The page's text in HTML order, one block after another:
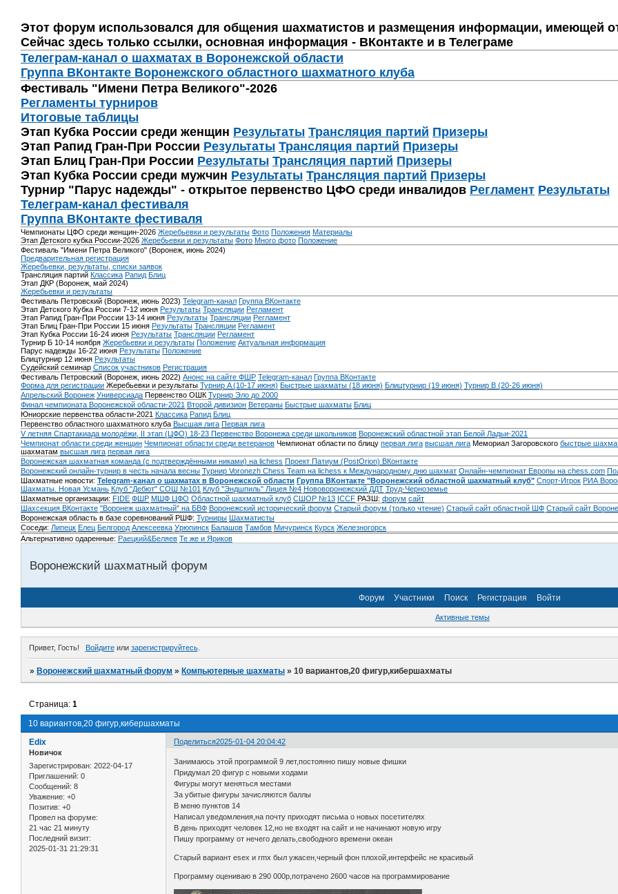
Этот форум использовался для общения шахматистов и размещения информации, имеющей
Сейчас здесь только ссылки, основная информация - ВКонтакте и в Телеграме
Телеграм-канал о шахматах в Воронежской области
Группа ВКонтакте Воронежского областного шахматного клуба
Фестиваль "Имени Петра Великого"-2026
Регламенты турниров
Итоговые таблицы
Этап Кубка России среди женщин Результаты Трансляция партий Призеры
Этап Рапид Гран-При России Результаты Трансляция партий Призеры
Этап Блиц Гран-При России Результаты Трансляция партий Призеры
Этап Кубка России среди мужчин Результаты Трансляция партий Призеры
Турнир "Парус надежды" - открытое первенство ЦФО среди инвалидов Регламент Результаты
Телеграм-канал фестиваля
Группа ВКонтакте фестиваля
Чемпионаты ЦФО среди женщин-2026 Жеребьевки и результаты Фото Положения Материалы
Этап Детского кубка России-2026 Жеребьевки и результаты Фото Много фото Положение
Фестиваль "Имени Петра Великого" (Воронеж, июнь 2024)
Предварительная регистрация
Жеребьевки, результаты, списки заявок
Трансляция партий Классика Рапид Блиц
Этап ДКР (Воронеж, май 2024)
Жеребьевки и результаты
Фестиваль Петровский (Воронеж, июнь 2023) Telegram-канал Группа ВКонтакте
Этап Детского Кубка России 7-12 июня Результаты Трансляции Регламент
Этап Рапид Гран-При России 13-14 июня Результаты Трансляции Регламент
Этап Блиц Гран-При России 15 июня Результаты Трансляции Регламент
Этап Кубка России 16-24 июня Результаты Трансляции Регламент
Турнир Б 10-14 ноября Жеребьевки и результаты Положение Актуальная информация
Парус надежды 16-22 июня Результаты Положение
Блицтурнир 12 июня Результаты
Судейский семинар Список участников Регистрация
Фестиваль Петровский (Воронеж, июнь 2022) Анонс на сайте ФШР Telegram-канал Группа ВКонтакте
Форма для регистрации Жеребьевки и результаты Турнир A (10-17 июня) Быстрые шахматы (18 июня) Блицтурнир (19 июня) Турнир B (20-26 июня)
Апрельский Воронеж Универсиада Первенство ОШК Турнир Эло до 2000
Финал чемпионата Воронежской области-2021 Второй дивизион Ветераны Быстрые шахматы Блиц
Юниорские первенства области-2021 Классика Рапид Блиц
Первенство областного шахматного клуба Высшая лига Первая лига
V летняя Спартакиада молодёжи, II этап (ЦФО) 18-23 Первенство Воронежа среди школьников Воронежский областной этап Белой Ладьи-2021
Чемпионат области среди женщин Чемпионат области среди ветеранов Чемпионат области по блицу первая лига высшая лига Мемориал Загоровского быстрые
шахматам высшая лига первая лига
Воронежская шахматная команда (с подтверждёнными никами) на lichess Проект Патиум (PostOrion) ВКонтакте
Воронежский онлайн-турнир в честь начала весны Турнир Voronezh Chess Team на lichess к Международному дню шахмат Онлайн-чемпионат Европы на chess.com
Шахматные новости: Telegram-канал о шахматах в Воронежской области Группа ВКонтакте "Воронежский областной шахматный клуб" Спорт-Игрок РИА
Шахматы. Новая Усмань Клуб "Дебют" СОШ №101 Клуб "Эндшпиль" Лицея №4 Нововоронежский ДДТ Труд-Черноземье
Шахматные организации: FIDE ФШР МШФ ЦФО Областной шахматный клуб СШОР №13 ICCF РАЗШ: форум сайт
Шахсекция ВКонтакте "Воронеж шахматный" на БВФ Воронежский исторический форум Cтарый форум (только чтение) Старый сайт областной ШФ Старый сайт
Воронежская область в базе соревнований РШФ: Турниры Шахматисты
Соседи: Липецк Елец Белгород Алексеевка Урюпинск Балашов Тамбов Мичуринск Курск Железногорск
Альтернативно одаренные: Раецкий&Беляев Те же и Яриков
Воронежский шахматный форум
Форум Участники Поиск Регистрация Войти
Активные темы
Привет, Гость! Войдитеили зарегистрируйтесь.
»Воронежский шахматный форум »Компьютерные шахматы »10 вариантов,20 фигур,кибершахматы
10 вариантов,20 фигур,кибершахматы
Страница:1
Поделиться2025-01-04 20:04:42
Edix
Новичок
Зарегистрирован: 2022-04-17
Приглашений: 0
Сообщений: 8
Уважение: +0
Позитив: +0
Провел на форуме:
21 час 21 минуту
Последний визит:
2025-01-31 21:29:31
Занимаюсь этой программой 9 лет,постоянно пишу новые фишки
Придумал 20 фигур с новыми ходами
Фигуры могут меняться местами
За убитые фигуры зачисляются баллы
В меню пунктов 14
Написал уведомления,на почту приходят письма о новых посетителях
В день приходят человек 12,но не входят на сайт и не начинают новую игру
Пишу программу от нечего делать,свободного времени океан
Старый вариант esex и rmx был ужасен,черный фон плохой,интерфейс не красивый
Программу оцениваю в 290 000р,потрачено 2600 часов на программирование